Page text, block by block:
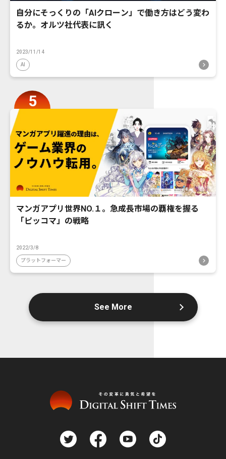
自分にそっくりの「AIクローン」で働き方はどう変わ
るか。オルツ社代表に訊く
2023/11/14
AI
マンガアプリ世界NO.１。急成長市場の覇権を握る
「ピッコマ」の戦略
2022/3/8
プラットフォーマー
See More